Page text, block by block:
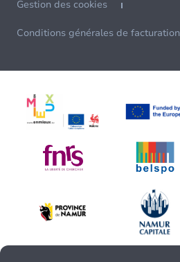
Gestion des cookies
Conditions générales de facturation